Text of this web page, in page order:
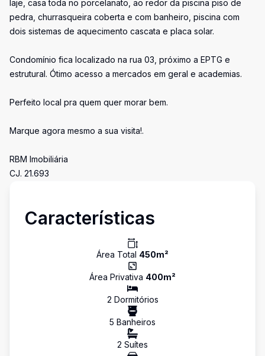
laje, casa toda no porcelanato, ao redor da piscina piso de
pedra, churrasqueira coberta e com banheiro, piscina com
dois sistemas de aquecimento cascata e placa solar.
Condomínio fica localizado na rua 03, próximo a EPTG e
estrutural. Ótimo acesso a mercados em geral e academias.
Perfeito local pra quem quer morar bem.
Marque agora mesmo a sua visita!.
RBM Imobiliária
CJ. 21.693
Características
Área Total 450m²
Área Privativa 400m²
2 Dormitórios
5 Banheiros
2 Suítes